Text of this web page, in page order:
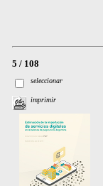
5 / 108
seleccionar
imprimir